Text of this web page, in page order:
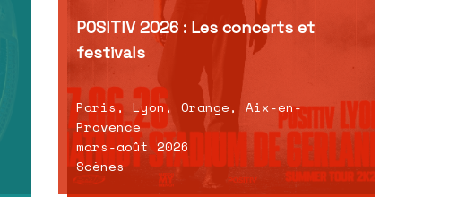
POSITIV 2026 : Les concerts et
festivals
Paris, Lyon, Orange, Aix-en-
Provence
mars-août 2026
Scènes